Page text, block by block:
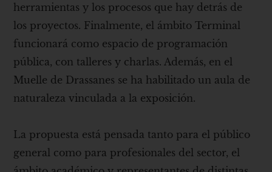
herramientas y los procesos que hay detrás de
los proyectos. Finalmente, el ámbito Terminal
funcionará como espacio de programación
pública, con talleres y charlas. Además, en el
Muelle de Drassanes se ha habilitado un aula de
naturaleza vinculada a la exposición.
La propuesta está pensada tanto para el público
general como para profesionales del sector, el